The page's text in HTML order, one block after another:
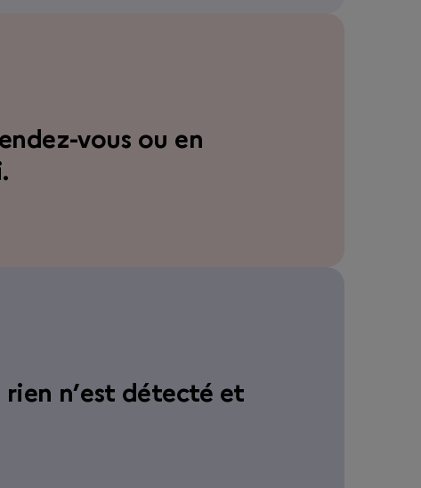
vous ou en
n’est détecté et